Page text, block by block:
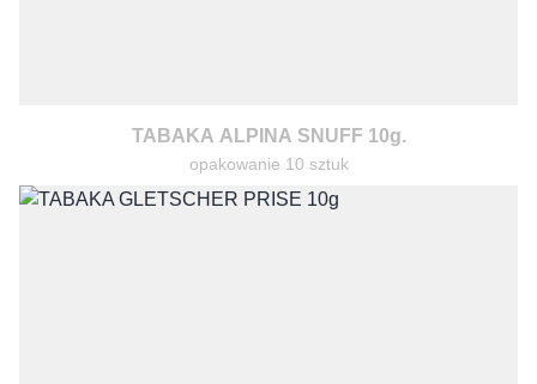
TABAKA ALPINA SNUFF 10g.
opakowanie 10 sztuk